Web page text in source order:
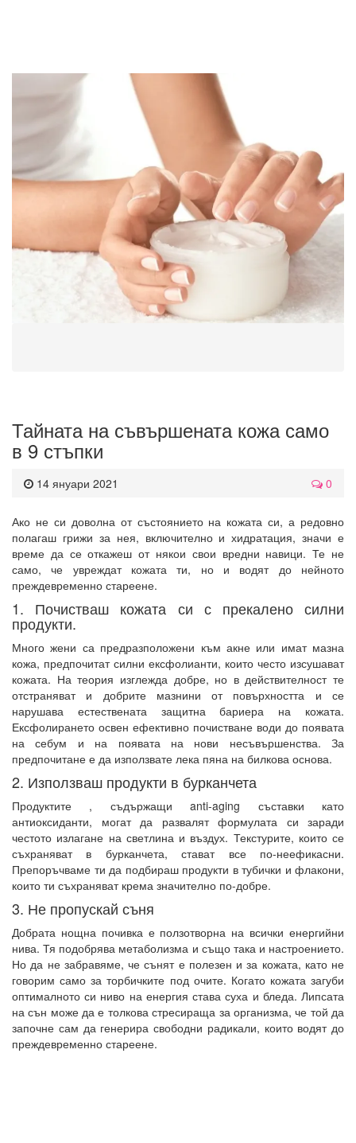
Тайната на съвършената кожа само
в 9 стъпки
14 януари 2021 0
Ако не си доволна от състоянието на кожата си, а редовно
полагаш грижи за нея, включително и хидратация, значи е
време да се откажеш от някои свои вредни навици. Те не
само, че увреждат кожата ти, но и водят до нейното
преждевременно стареене.
1. Почистваш кожата си с прекалено силни
продукти.
Много жени са предразположени към акне или имат мазна
кожа, предпочитат силни ексфолианти, които често изсушават
кожата. На теория изглежда добре, но в действителност те
отстраняват и добрите мазнини от повърхността и се
нарушава естествената защитна бариера на кожата.
Ексфолирането освен ефективно почистване води до появата
на себум и на появата на нови несъвършенства. За
предпочитане е да използвате лека пяна на билкова основа.
2. Използваш продукти в бурканчета
Продуктите , съдържащи anti-aging съставки като
антиоксиданти, могат да развалят формулата си заради
честото излагане на светлина и въздух. Текстурите, които се
съхраняват в бурканчета, стават все по-неефикасни.
Препоръчваме ти да подбираш продукти в тубички и флакони,
които ти съхраняват крема значително по-добре.
3. Не пропускай съня
Добрата нощна почивка е ползотворна на всички енергийни
нива. Тя подобрява метаболизма и също така и настроението.
Но да не забравяме, че сънят е полезен и за кожата, като не
говорим само за торбичките под очите. Когато кожата загуби
оптималното си ниво на енергия става суха и бледа. Липсата
на сън може да е толкова стресираща за организма, че той да
започне сам да генерира свободни радикали, които водят до
преждевременно стареене.